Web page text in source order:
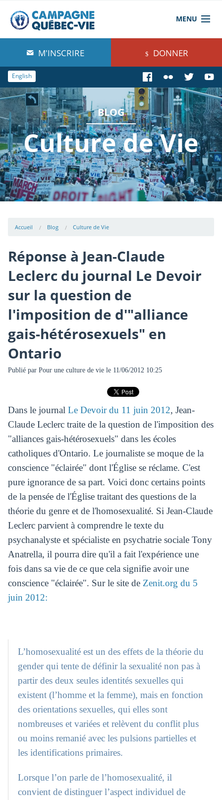
MENU
À propos de nous
Blog
Comprendre
Agir
Boutique
M'INSCRIRE DONNER
English
BLOG
Culture de Vie
Accueil Blog Culture de Vie
Réponse à Jean-Claude
Leclerc du journal Le Devoir
sur la question de
l'imposition de d'"alliance
gais-hétérosexuels" en
Ontario
Publié par Pour une culture de viele 11/06/2012 10:25
Dans le journal Le Devoir du 11 juin 2012, Jean-
Claude Leclerc traite de la question de l'imposition des
"alliances gais-hétérosexuels" dans les écoles
catholiques d'Ontario. Le journaliste se moque de la
conscience "éclairée" dont l'Église se réclame. C'est
pure ignorance de sa part. Voici donc certains points
de la pensée de l'Église traitant des questions de la
théorie du genre et de l'homosexualité. Si Jean-Claude
Leclerc parvient à comprendre le texte du
psychanalyste et spécialiste en psychatrie sociale Tony
Anatrella, il pourra dire qu'il a fait l'expérience une
fois dans sa vie de ce que cela signifie avoir une
conscience "éclairée". Sur le site de Zenit.org du 5
juin 2012:
L’homosexualité est un des effets de la théorie du
gender qui tente de définir la sexualité non pas à
partir des deux seules identités sexuelles qui
existent (l’homme et la femme), mais en fonction
des orientations sexuelles, qui elles sont
nombreuses et variées et relèvent du conflit plus
ou moins remanié avec les pulsions partielles et
les identifications primaires.
Lorsque l’on parle de l’homosexualité, il
convient de distinguer l’aspect individuel de